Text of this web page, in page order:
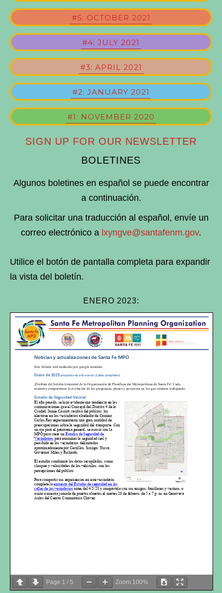
#5: OCTOBER 2021
#4: JULY 2021
#3: APRIL 2021
#2: JANUARY 2021
#1: NOVEMBER 2020
SIGN UP FOR OUR NEWSLETTER
BOLETINES
Algunos boletines en español se puede encontrar
a continuación.
Para solicitar una traducción al español, envíe un
correo electrónico a lxyngve@santafenm.gov.
Utilice el botón de pantalla completa para expandir
la vista del boletín.
ENERO 2023:
Noticias y actualizaciones de Santa Fe MPO
Este boletín está traducido por google translate.
Enero de 2023 propósito de año nuevo: ¡Calles completas!
¡Disfrute del boletín trimestral de la Organización de Planificación Metropolitana de Santa Fe! Cada
trimestre compartimos la evolución de los programas, planes y proyectos en los que estamos trabajando.
Estudio de Seguridad Vecinal
El año pasado, se hizo evidente una tendencia en las
comunicaciones que el Concejal del Distrito 4 de la
Ciudad, Jamie Cassutt, recibió del público: los
electores en los vecindarios alrededor de Camino
Carlos Rey experimentaron una gran cantidad de
preocupaciones sobre la seguridad del transporte. Con
un ojo para el panorama general, se asoció con la
MPO para crear un Estudio de Seguridad de
Vecindarios para examinar la seguridad real y
percibida en los vecindarios delimitados
aproximadamente por Cerrillos, Siringo, Yucca,
Governor Miles y Richards.
El estudio combinará los datos recopilados, como
choques y velocidades de los vehículos, con las
percepciones del público.
Para compartir sus experiencias en este vecindario,
complete la encuesta del Estudio de seguridad en las
calles de los vecindariosantes del 4/2/23 y compártala con sus amigos, familiares y vecinos, o
asista a nuestra jornada de puertas abiertas el martes 28 de febrero, de 5 a 7 p. m. en Genoveva
Aulas del Centro Comunitario Chávez.
Page 1 / 5 Zoom 100%